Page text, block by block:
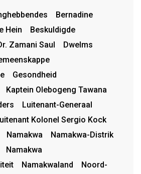
Bernadine
Hein
Beskuldigde
Zamani Saul
Dwelms
Gesondheid
Kaptein Olebogeng Tawana
Luitenant-Generaal
Kolonel Sergio Kock
Namakwa
Namakwa-Distrik
Namakwa
Namakwaland
Noord-